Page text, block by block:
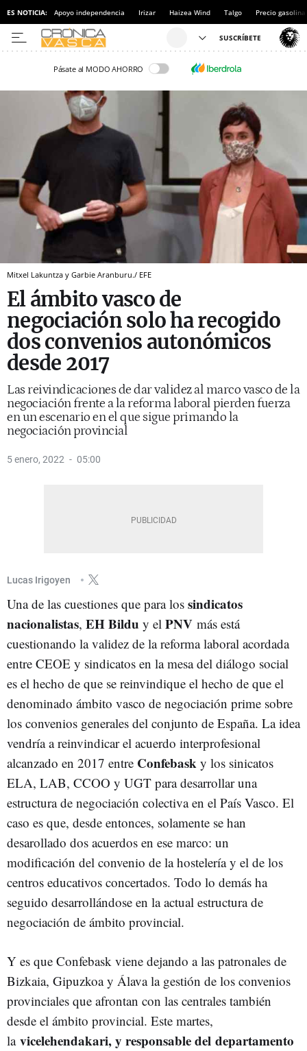
ES NOTICIA: Apoyo independencia Irizar Haizea Wind Talgo Precio gasolina
Pásate al MODO AHORRO
Mitxel Lakuntza y Garbie Aranburu./ EFE
El ámbito vasco de
negociación solo ha recogido
dos convenios autonómicos
desde 2017
Las reivindicaciones de dar validez al marco vasco de la
negociación frente a la reforma laboral pierden fuerza
en un escenario en el que sigue primando la
negociación provincial
5 enero, 2022 05:00
Lucas Irigoyen
Una de las cuestiones que para los sindicatos
nacionalistas, EH Bildu y el PNV más está
cuestionando la validez de la reforma laboral acordada
entre CEOE y sindicatos en la mesa del diálogo social
es el hecho de que se reinvindique el hecho de que el
denominado ámbito vasco de negociación prime sobre
los convenios generales del conjunto de España. La idea
vendría a reinvindicar el acuerdo interprofesional
alcanzado en 2017 entre Confebask y los sinicatos
ELA, LAB, CCOO y UGT para desarrollar una
estructura de negociación colectiva en el País Vasco. El
caso es que, desde entonces, solamente se han
desarollado dos acuerdos en ese marco: un
modificación del convenio de la hostelería y el de los
centros educativos concertados. Todo lo demás ha
seguido desarrollándose en la actual estructura de
negociación de ámbito provincial.
Y es que Confebask viene dejando a las patronales de
Bizkaia, Gipuzkoa y Álava la gestión de los convenios
provinciales que afrontan con las centrales también
desde el ámbito provincial. Este martes,
lavicelehendakari, y responsable del departamento